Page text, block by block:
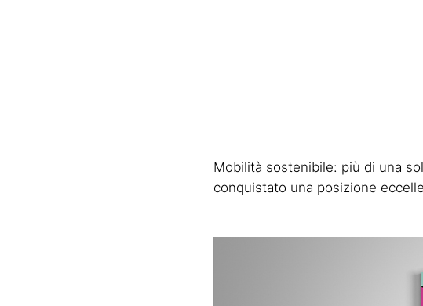
Mobilità sostenibile: più di una
conquistato una posizione